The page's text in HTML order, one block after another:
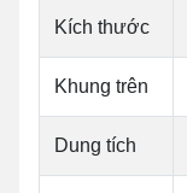
Kích thước
Khung trên
Dung tích